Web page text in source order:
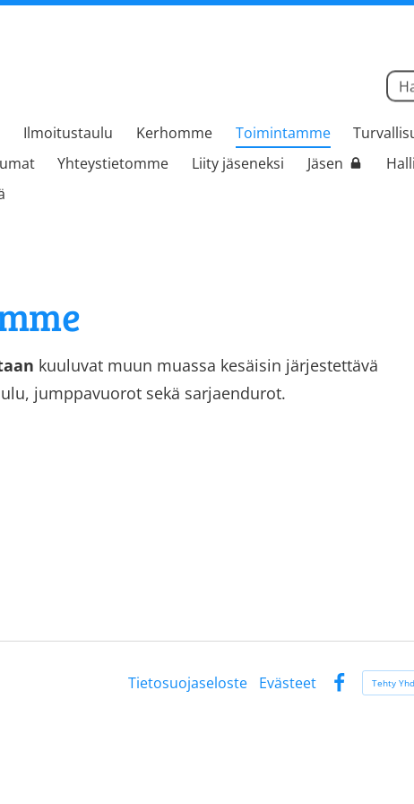
Ilmoitustaulu Kerhomme Toimintamme
Yhteystietomme Liity jäseneksi Jäsen
kuuluvat muun muassa kesäisin järjestettävä
jumppavuorot sekä sarjaendurot.
Tietosuojaseloste
Evästeet
Facebook
Tehty